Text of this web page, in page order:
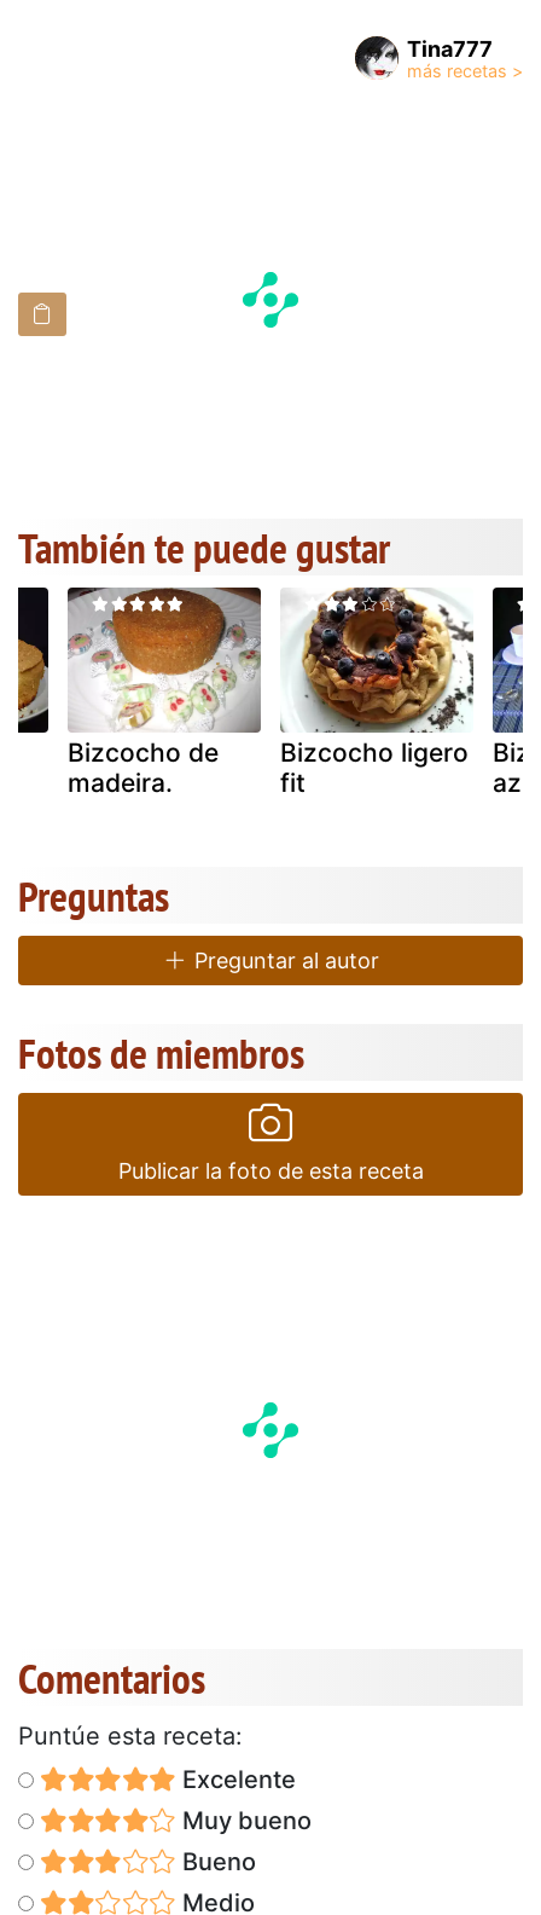
Tina777
También te puede gustar
Bizcocho de
madeira.
Bizcocho ligero
fit
Preguntas
Preguntar al autor
Fotos de miembros
Publicar la foto de esta receta
Comentarios
Puntúe esta receta:
Excelente
Muy bueno
Bueno
Medio